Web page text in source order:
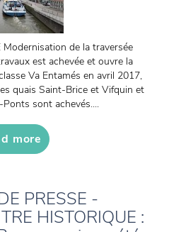
Modernisation de la traversée
est achevée et ouvre la
Va Entamés en avril 2017,
quais Saint-Brice et Vifquin et
sont achevés....
more
PRESSE -
HISTORIQUE :